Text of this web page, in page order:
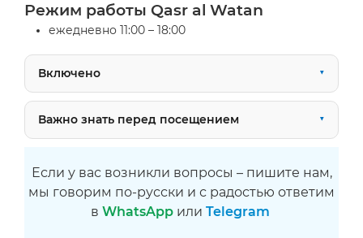
Режим работы Qasr al Watan
ежедневно 11:00 – 18:00
Включено
Важно знать перед посещением
Если у вас возникли вопросы – пишите нам,
мы говорим по-русски и с радостью ответим
в WhatsApp или Telegram